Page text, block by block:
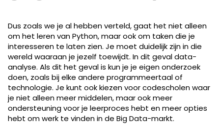
Dus zoals we je al hebben verteld, gaat het niet alleen
om het leren van Python, maar ook om taken die je
interesseren te laten zien. Je moet duidelijk zijn in die
wereld waaraan je jezelf toewijdt. In dit geval data-
analyse. Als dit het geval is kun je je eigen onderzoek
doen, zoals bij elke andere programmeertaal of
technologie. Je kunt ook kiezen voor codescholen waar
je niet alleen meer middelen, maar ook meer
ondersteuning voor je leerproces hebt en meer opties
hebt om werk te vinden in de Big Data-markt.